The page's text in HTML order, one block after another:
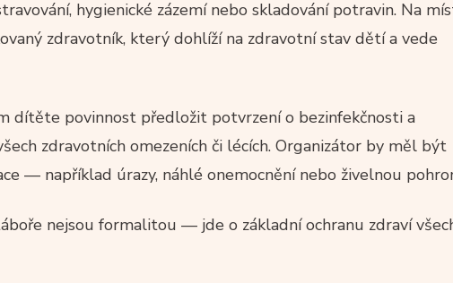
hygienické zázemí nebo skladování potravin. Na
zdravotník, který dohlíží na zdravotní stav dětí a vede
dítěte povinnost předložit potvrzení o bezinfekčnosti a
zdravotních omezeních či lécích. Organizátor by měl být
— například úrazy, náhlé onemocnění nebo živelnou
nejsou formalitou — jde o základní ochranu zdraví